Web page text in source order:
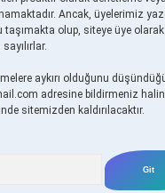
Ancak, üyelerimiz
olup, siteye üye olarak
aykırı olduğunu
adresine bildirmeniz
sitemizden kaldırılacaktır.